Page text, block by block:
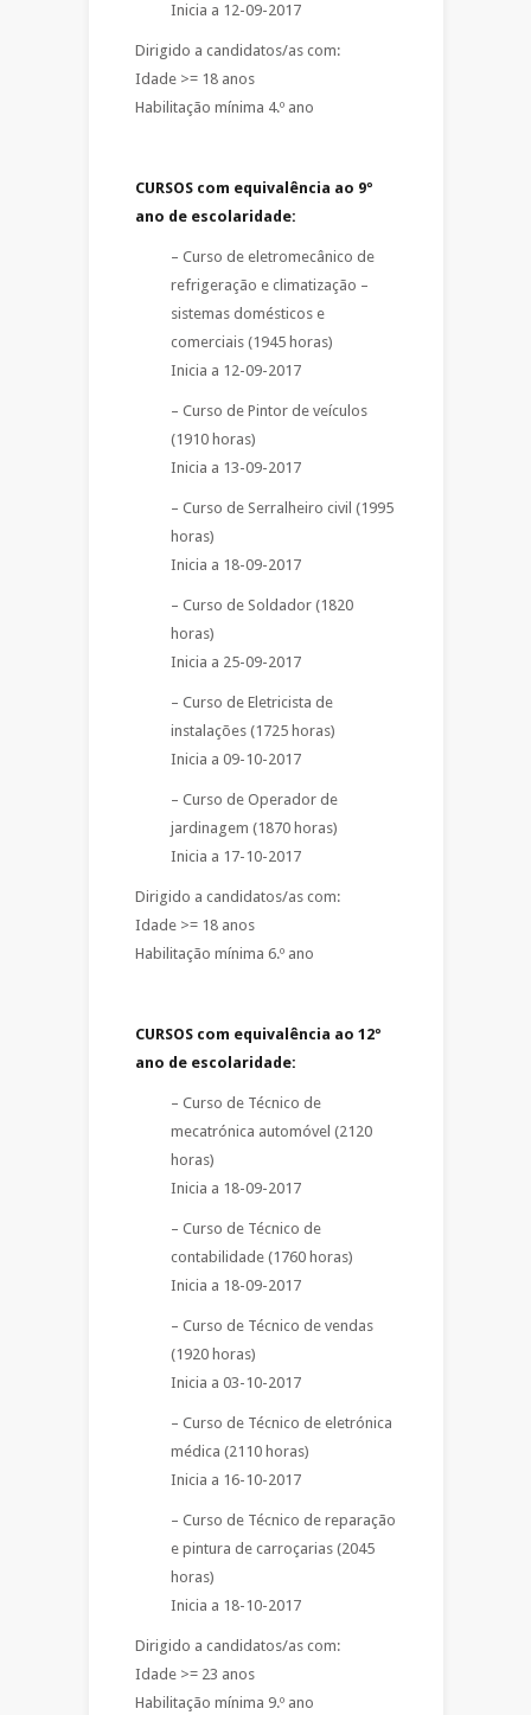
Inicia a 12-09-2017
Dirigido a candidatos/as com:
Idade >= 18 anos
Habilitação mínima 4.º ano
CURSOS com equivalência ao 9º
ano de escolaridade:
– Curso de eletromecânico de
refrigeração e climatização –
sistemas domésticos e
comerciais (1945 horas)
Inicia a 12-09-2017
– Curso de Pintor de veículos
(1910 horas)
Inicia a 13-09-2017
– Curso de Serralheiro civil (1995
horas)
Inicia a 18-09-2017
– Curso de Soldador (1820
horas)
Inicia a 25-09-2017
– Curso de Eletricista de
instalações (1725 horas)
Inicia a 09-10-2017
– Curso de Operador de
jardinagem (1870 horas)
Inicia a 17-10-2017
Dirigido a candidatos/as com:
Idade >= 18 anos
Habilitação mínima 6.º ano
CURSOS com equivalência ao 12º
ano de escolaridade:
– Curso de Técnico de
mecatrónica automóvel (2120
horas)
Inicia a 18-09-2017
– Curso de Técnico de
contabilidade (1760 horas)
Inicia a 18-09-2017
– Curso de Técnico de vendas
(1920 horas)
Inicia a 03-10-2017
– Curso de Técnico de eletrónica
médica (2110 horas)
Inicia a 16-10-2017
– Curso de Técnico de reparação
e pintura de carroçarias (2045
horas)
Inicia a 18-10-2017
Dirigido a candidatos/as com:
Idade >= 23 anos
Habilitação mínima 9.º ano